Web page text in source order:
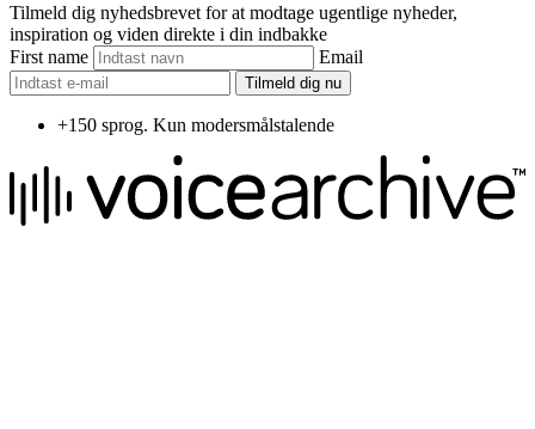
Tilmeld dig nyhedsbrevet for at modtage ugentlige nyheder,
inspiration og viden direkte i din indbakke
First name
Email
Tilmeld dig nu
+150 sprog. Kun modersmålstalende